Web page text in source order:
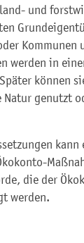
und
Kommunen
werden in
können
genutzt
kann
die der
werden.